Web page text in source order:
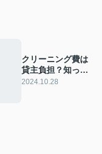
クリーニング費は
貸主負担？知って
おきたい賃貸物件
2024.10.28